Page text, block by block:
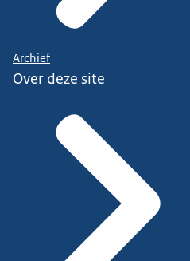
Archief
Over deze site